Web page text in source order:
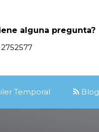
alguna pregunta?
Temporal Blog